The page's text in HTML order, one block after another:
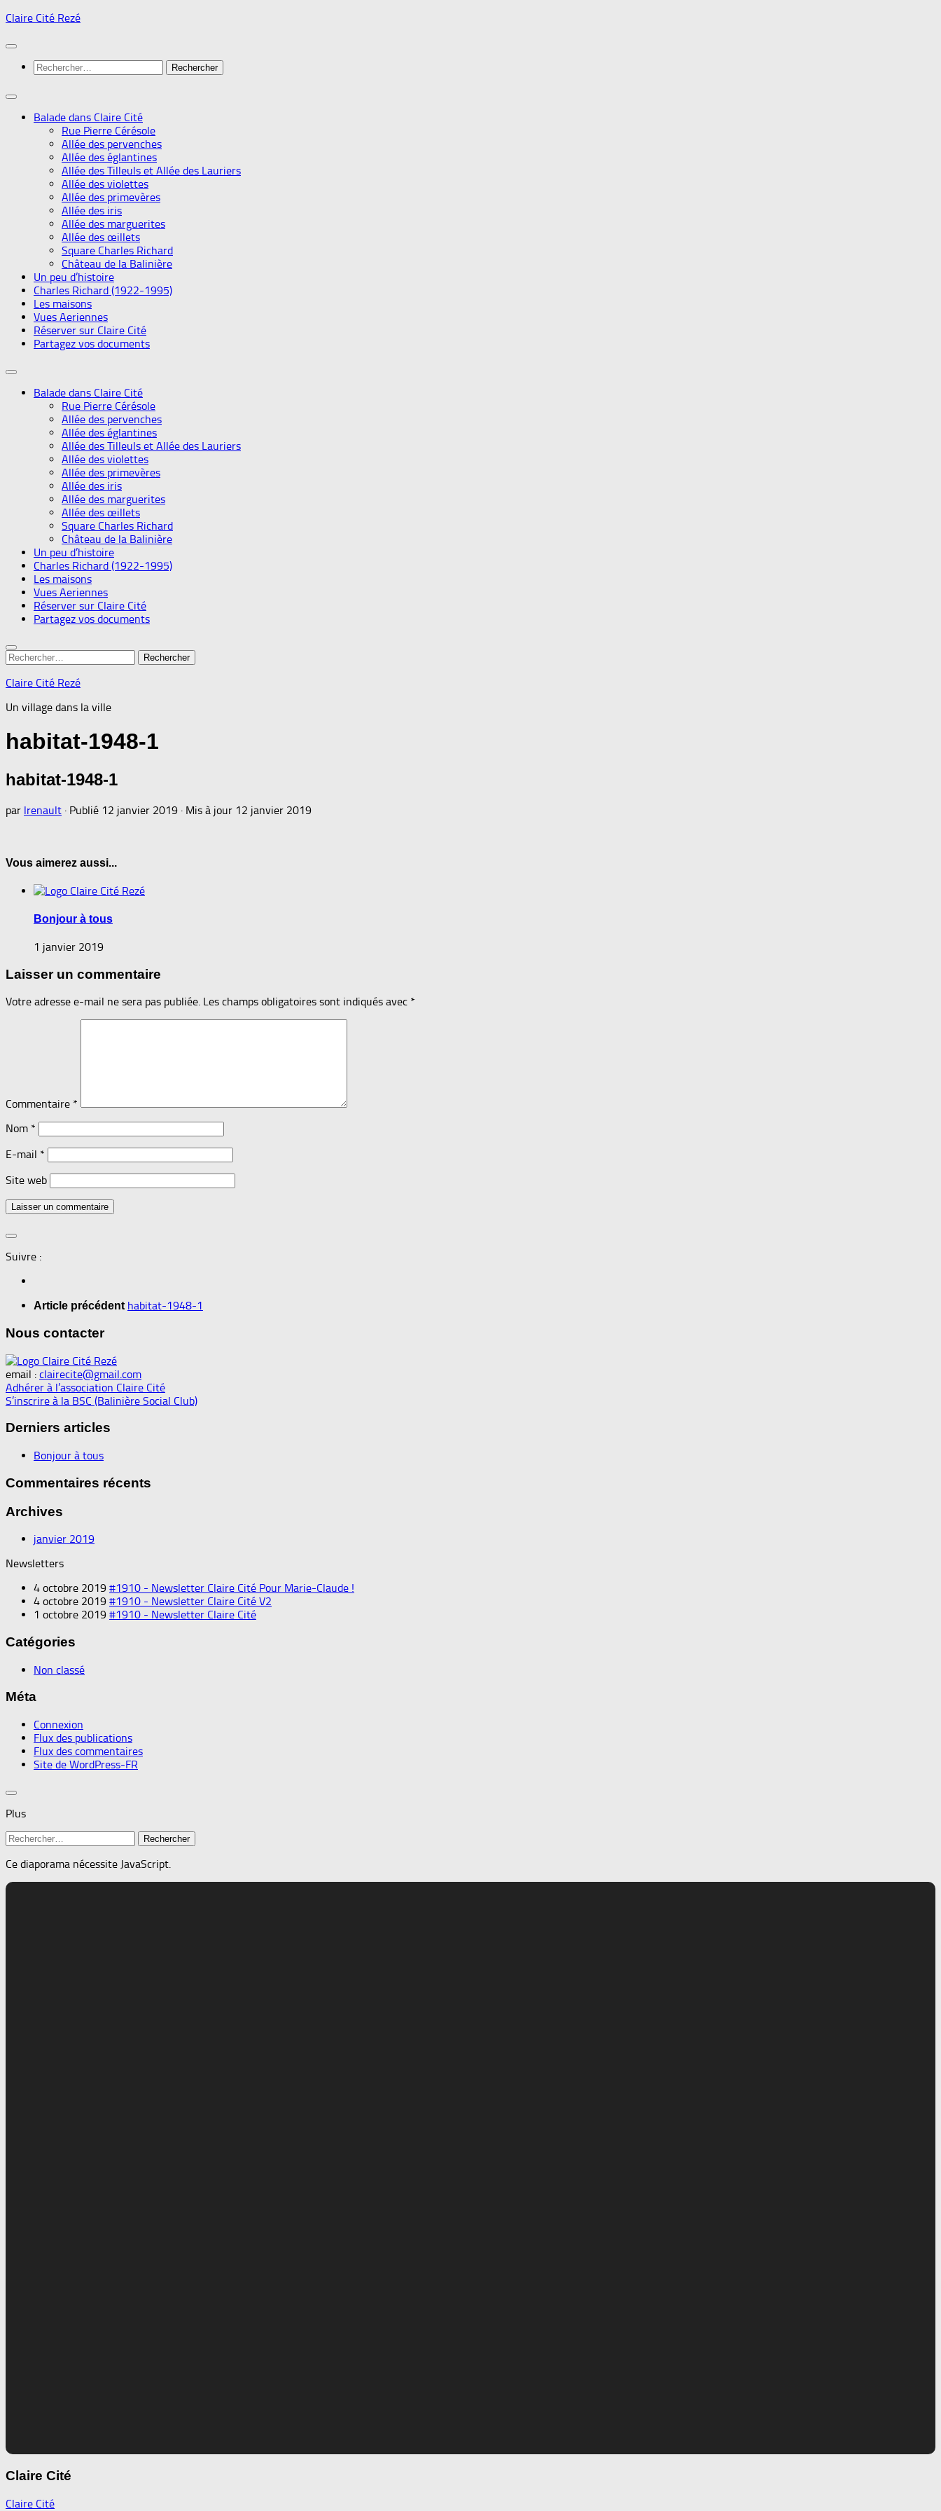
Skip
content
Claire Cité Rezé
Rechercher :
Balade dans Claire Cité
Rue Pierre Cérésole
Allée des pervenches
Allée des églantines
Allée des Tilleuls et Allée des Lauriers
Allée des violettes
Allée des primevères
Allée des iris
Allée des marguerites
Allée des œillets
Square Charles Richard
Château de la Balinière
Un peu d’histoire
Charles Richard (1922-1995)
Les maisons
Vues Aeriennes
Réserver sur Claire Cité
Partagez vos documents
Balade dans Claire Cité
Rue Pierre Cérésole
Allée des pervenches
Allée des églantines
Allée des Tilleuls et Allée des Lauriers
Allée des violettes
Allée des primevères
Allée des iris
Allée des marguerites
Allée des œillets
Square Charles Richard
Château de la Balinière
Un peu d’histoire
Charles Richard (1922-1995)
Les maisons
Vues Aeriennes
Réserver sur Claire Cité
Partagez vos documents
Rechercher :
Claire Cité Rezé
Un village dans la ville
habitat-1948-1
habitat-1948-1
par lrenault · Publié 12 janvier 2019 · Mis à jour 12 janvier 2019
Vous aimerez aussi...
Bonjour à tous
1 janvier 2019
Laisser un commentaire
Votre adresse e-mail ne sera pas publiée. Les champs obligatoires sont indiqués avec *
Commentaire *
Nom *
E-mail *
Site web
Suivre :
Article précédent habitat-1948-1
Nous contacter
email : clairecite@gmail.com
Adhérer à l’association Claire Cité
S’inscrire à la BSC (Balinière Social Club)
Derniers articles
Bonjour à tous
Commentaires récents
Archives
janvier 2019
Newsletters
4 octobre 2019 #1910 - Newsletter Claire Cité Pour Marie-Claude !
4 octobre 2019 #1910 - Newsletter Claire Cité V2
1 octobre 2019 #1910 - Newsletter Claire Cité
Catégories
Non classé
Méta
Connexion
Flux des publications
Flux des commentaires
Site de WordPress-FR
Plus
Rechercher :
Ce diaporama nécessite JavaScript.
Claire Cité
Claire Cité